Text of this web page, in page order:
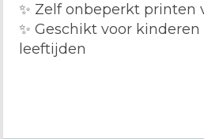
✨ Zelf onbeperkt printen
✨ Geschikt voor
leeftijden